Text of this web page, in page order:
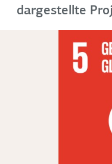
dargestellte